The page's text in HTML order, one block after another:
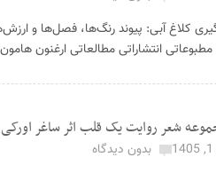
کلاغ آبی: پیوند رنگ‌ها، فصل‌ها و
انتشاراتی مطالعاتی ارغنون
شعر روایت یک قلب اثر ساغر
بدون دیدگاه